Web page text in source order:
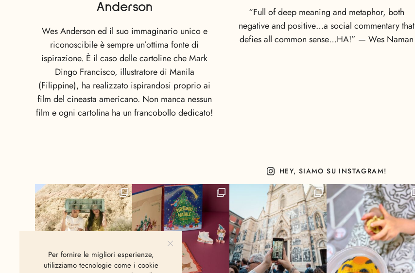
Anderson
Wes Anderson ed il suo immaginario unico e
riconoscibile è sempre un’ottima fonte di
ispirazione. È il caso delle cartoline che Mark
Dingo Francisco, illustratore di Manila
(Filippine), ha realizzato ispirandosi proprio ai
film del cineasta americano. Non manca nessun
film e ogni cartolina ha un francobollo dedicato!
“Full of deep meaning and metaphor, both
negative and positive…a social commentary that
defies all common sense…HA!” — Wes Naman
HEY, SIAMO SU INSTAGRAM!
Per fornire le migliori esperienze,
utilizziamo tecnologie come i cookie